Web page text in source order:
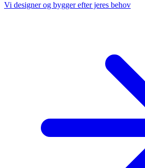
Vi designer og bygger efter jeres behov